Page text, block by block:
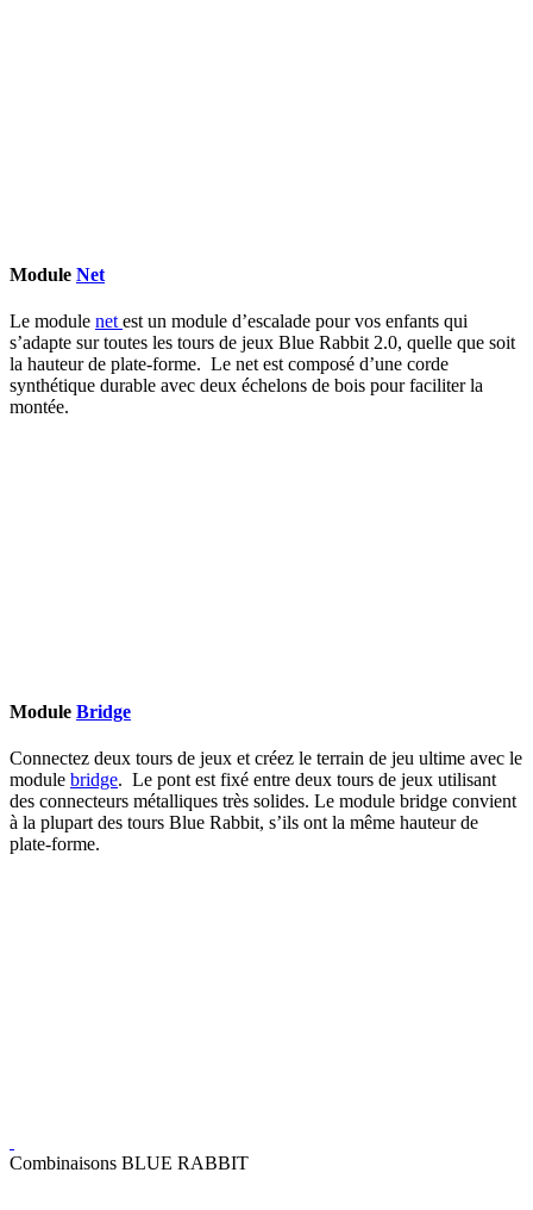
Module Net
Le module net est un module d’escalade pour vos enfants qui
s’adapte sur toutes les tours de jeux Blue Rabbit 2.0, quelle que soit
la hauteur de plate-forme. Le net est composé d’une corde
synthétique durable avec deux échelons de bois pour faciliter la
montée.
Module Bridge
Connectez deux tours de jeux et créez le terrain de jeu ultime avec le
module bridge. Le pont est fixé entre deux tours de jeux utilisant
des connecteurs métalliques très solides. Le module bridge convient
à la plupart des tours Blue Rabbit, s’ils ont la même hauteur de
plate-forme.
Combinaisons BLUE RABBIT